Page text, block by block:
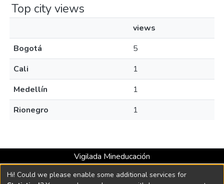
Top city views
views
Bogotá
5
Cali
1
Medellín
1
Rionegro
1
Vigilada Mineducación
Universidad con Acreditación Institucional hasta 2026 -
Resolución MEN 2158 de 2018
Hi! Could we please enable some additional services for